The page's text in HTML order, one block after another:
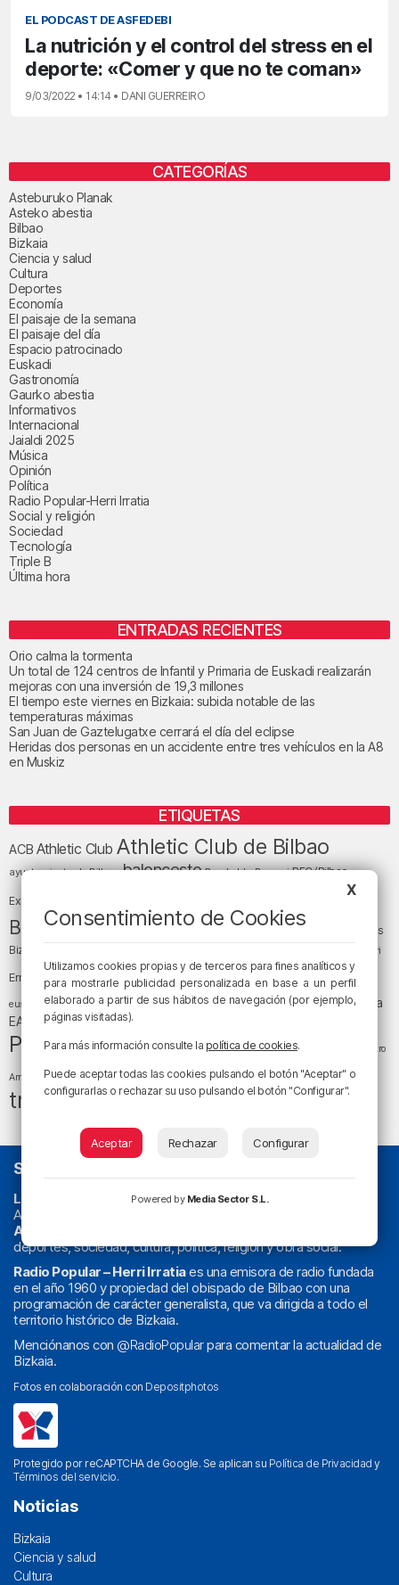
EL PODCAST DE ASFEDEBI
La nutrición y el control del stress en el
deporte: «Comer y que no te coman»
9/03/2022 • 14:14 • DANI GUERREIRO
CATEGORÍAS
Asteburuko Planak
Asteko abestia
Bilbao
Bizkaia
Ciencia y salud
Cultura
Deportes
Economía
El paisaje de la semana
El paisaje del día
Espacio patrocinado
Euskadi
Gastronomía
Gaurko abestia
Informativos
Internacional
Jaialdi 2025
Música
Opinión
Política
Radio Popular-Herri Irratia
Social y religión
Sociedad
Tecnología
Triple B
Última hora
ENTRADAS RECIENTES
Orio calma la tormenta
Un total de 124 centros de Infantil y Primaria de Euskadi realizarán
mejoras con una inversión de 19,3 millones
El tiempo este viernes en Bizkaia: subida notable de las
temperaturas máximas
San Juan de Gaztelugatxe cerrará el día del eclipse
Heridas dos personas en un accidente entre tres vehículos en la A8
en Muskiz
ETIQUETAS
ACB Athletic Club Athletic Club de Bilbao
ayuntamiento de Bilbao baloncesto Barakaldo Basauri BEC (Bilbao
Exhibition Center) Bizkaia
Bizkaia y sus comarcas Copa del Rey cultura
Cáritas
Bizkaia
Diócesis de Bilbao el tiempo Enkarterri
Ernesto Valverde Ertzaintza Euskadi (País Vasco)
euskera fiestas fútbol Gobierno vasco juanma jubera LaLiga LaLiga
EA Sports Liga Endesa
Política religión San Mamés sociedadsucesos Teatro
Arriaga tiempotiempo atmosféricotráfico
tráfico en Bizkaia
SOBRE NOSOTROS
La radio sin cadenas. Desde 1960 haciendo radio en Bilbao.
Actualidad y
Athletic
deportes, sociedad, cultura, política, religión y obra social.
Radio Popular – Herri Irratiaes una emisora de radio fundada
en el año 1960 y propiedad del obispado de Bilbao con una
programación de carácter generalista, que va dirigida a todo el
territorio histórico de Bizkaia.
Menciónanos con @RadioPopularpara comentar la actualidad de
Bizkaia.
Fotos en colaboración con Depositphotos
Protegido por reCAPTCHA de Google. Se aplican su Política de Privacidad y
Términos del servicio.
Noticias
Bizkaia
Ciencia y salud
Cultura
X
Consentimiento de Cookies
Utilizamos cookies propias y de terceros para fines analíticos y
para mostrarle publicidad personalizada en base a un perfil
elaborado a partir de sus hábitos de navegación (por ejemplo,
páginas visitadas).
Para más información consulte la política de cookies.
Puede aceptar todas las cookies pulsando el botón "Aceptar" o
configurarlas o rechazar su uso pulsando el botón "Configurar".
Aceptar Rechazar Configurar
Powered by Media Sector S.L.